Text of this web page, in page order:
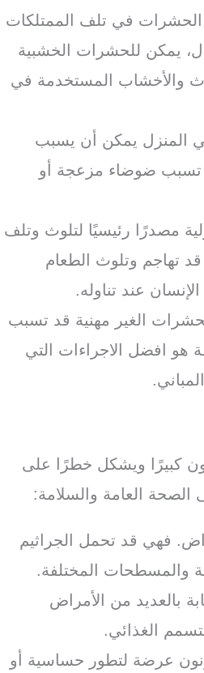
الحشرات في تلف الممتلكات
يمكن للحشرات الخشبية
والأخشاب المستخدمة في
المنزل يمكن أن يسبب
تسبب ضوضاء مزعجة أو
مصدرًا رئيسيًا لتلوث وتلف
تهاجم وتلوث الطعام
عند تناوله.
الغير مهنية قد تسبب
هو افضل الاجراءات التي
كبيرًا ويشكل خطرًا على
الصحة العامة والسلامة:
فهي قد تحمل الجراثيم
والمسطحات المختلفة.
بالعديد من الأمراض
الغذائي.
عرضة لتطور حساسية أو